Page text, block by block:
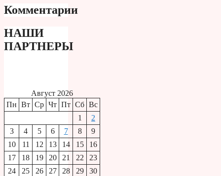
Комментарии
НАШИ
ПАРТНЕРЫ
Август 2026
Пн Вт Ср Чт Пт Сб Вс
1
2
3
4 5 6 7 8
9
10
11 12 13 14 15
16
17
18 19 20 21 22
23
24
25 26 27 28 29
30